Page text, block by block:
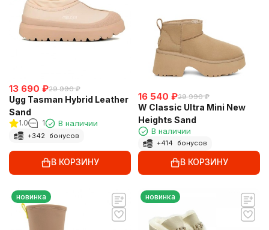
13 690 ₽29 990 ₽
Ugg Tasman Hybrid Leather
Sand
1.0 1 В наличии
+342 бонусов
В КОРЗИНУ
16 540 ₽29 990 ₽
W Classic Ultra Mini New
Heights Sand
В наличии
+414 бонусов
В КОРЗИНУ
новинка новинка